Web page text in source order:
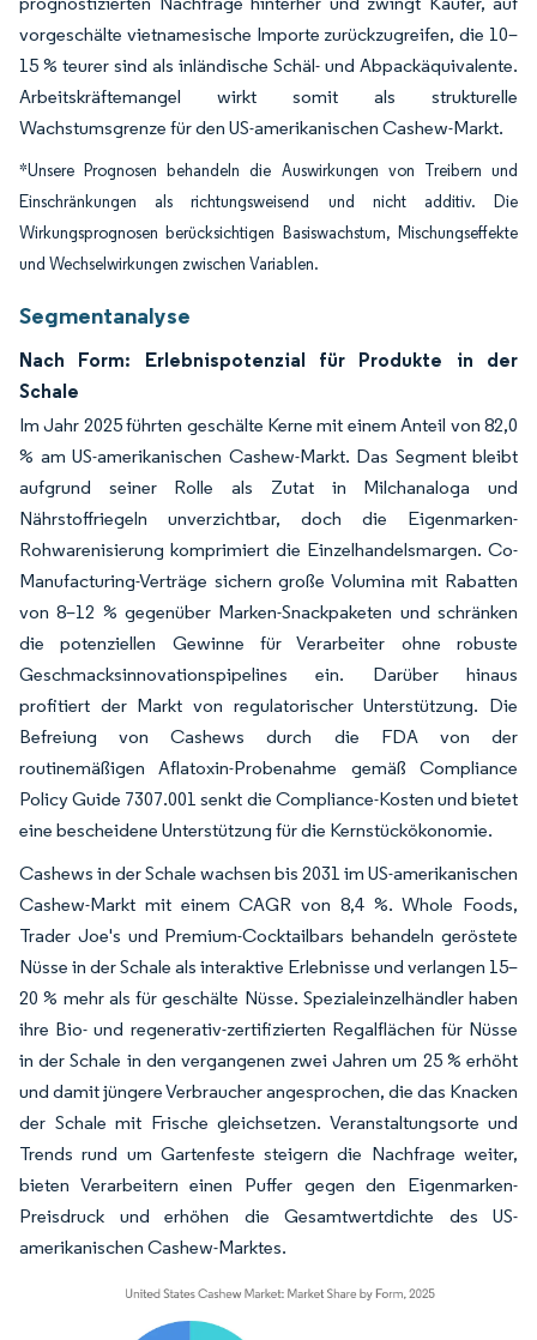
vorgeschälte vietnamesische Importe zurückzugreifen, die 10–
15 % teurer sind als inländische Schäl- und Abpackäquivalente.
Arbeitskräftemangel wirkt somit als strukturelle
Wachstumsgrenze für den US-amerikanischen Cashew-Markt.
*Unsere Prognosen behandeln die Auswirkungen von Treibern und
Einschränkungen als richtungsweisend und nicht additiv. Die
Wirkungsprognosen berücksichtigen Basiswachstum, Mischungseffekte
und Wechselwirkungen zwischen Variablen.
Segmentanalyse
Nach Form: Erlebnispotenzial für Produkte in der
Schale
Im Jahr 2025 führten geschälte Kerne mit einem Anteil von 82,0
% am US-amerikanischen Cashew-Markt. Das Segment bleibt
aufgrund seiner Rolle als Zutat in Milchanaloga und
Nährstoffriegeln unverzichtbar, doch die Eigenmarken-
Rohwarenisierung komprimiert die Einzelhandelsmargen. Co-
Manufacturing-Verträge sichern große Volumina mit Rabatten
von 8–12 % gegenüber Marken-Snackpaketen und schränken
die potenziellen Gewinne für Verarbeiter ohne robuste
Geschmacksinnovationspipelines ein. Darüber hinaus
profitiert der Markt von regulatorischer Unterstützung. Die
Befreiung von Cashews durch die FDA von der
routinemäßigen Aflatoxin-Probenahme gemäß Compliance
Policy Guide 7307.001 senkt die Compliance-Kosten und bietet
eine bescheidene Unterstützung für die Kernstückökonomie.
Cashews in der Schale wachsen bis 2031 im US-amerikanischen
Cashew-Markt mit einem CAGR von 8,4 %. Whole Foods,
Trader Joe's und Premium-Cocktailbars behandeln geröstete
Nüsse in der Schale als interaktive Erlebnisse und verlangen 15–
20 % mehr als für geschälte Nüsse. Spezialeinzelhändler haben
ihre Bio- und regenerativ-zertifizierten Regalflächen für Nüsse
in der Schale in den vergangenen zwei Jahren um 25 % erhöht
und damit jüngere Verbraucher angesprochen, die das Knacken
der Schale mit Frische gleichsetzen. Veranstaltungsorte und
Trends rund um Gartenfeste steigern die Nachfrage weiter,
bieten Verarbeitern einen Puffer gegen den Eigenmarken-
Preisdruck und erhöhen die Gesamtwertdichte des US-
amerikanischen Cashew-Marktes.